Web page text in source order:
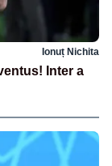
Ionuț Nichita
Inter a